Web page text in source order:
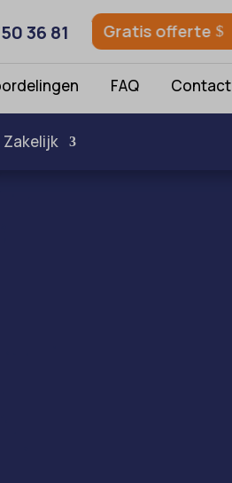
Gratis offerte
36 81
FAQ Contact
Zakelijk